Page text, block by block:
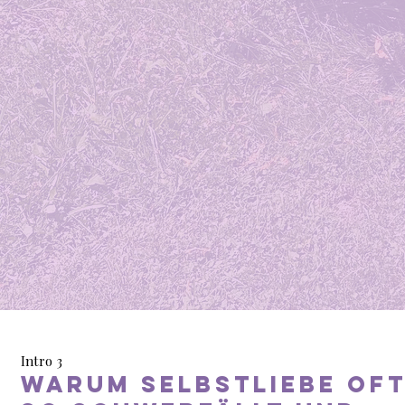
Intro 3
Warum Selbstliebe